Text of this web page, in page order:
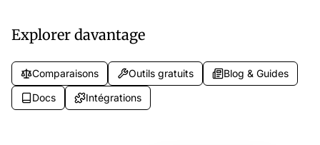
Explorer davantage
Comparaisons Outils gratuits
Blog & Guides
Docs
Intégrations